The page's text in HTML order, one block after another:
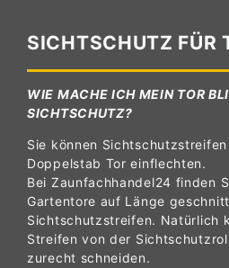
SICHTSCHUTZ FÜR
WIE MACHE ICH MEIN TOR
SICHTSCHUTZ?
Sie können
Doppelstab Tor einflechten.
Bei Zaunfachhandel24 finden
Gartentore auf Länge
Sichtschutzstreifen. Natürlich
Streifen von der
zurecht schneiden.